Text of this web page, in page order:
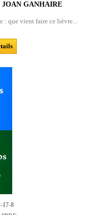
JOAN GANHAIRE
: que vient faire ce lièvre...
17-8